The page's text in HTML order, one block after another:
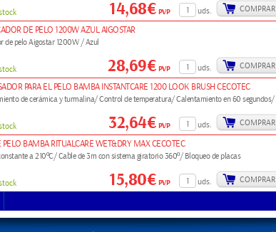
uds. COMPRAR
14,68€PVP
DE PELO 1200W AZUL AIGOSTAR
de pelo Aigostar 1200W / Azul
uds. COMPRAR
28,69€PVP
PARA EL PELO BAMBA INSTANTCARE 1200 LOOK BRUSH CECOTEC
de cerámica y turmalina/ Control de temperatura/ Calentamiento en 60 segundos/
uds. COMPRAR
32,64€PVP
PELO BAMBA RITUALCARE WET&DRY MAX CECOTEC
a 210ºC/ Cable de 3m con sistema giratorio 360º/ Bloqueo de placas
uds. COMPRAR
15,80€PVP